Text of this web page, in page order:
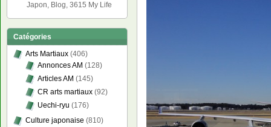
Japon, Blog, 3615 My Life
Catégories
Arts Martiaux (406)
Annonces AM (128)
Articles AM (145)
CR arts martiaux (92)
Uechi-ryu (176)
Culture japonaise (810)